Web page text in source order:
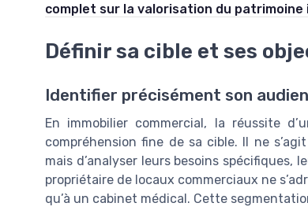
complet sur la valorisation du patrimoine
Définir sa cible et ses
Identifier précisément son
En immobilier commercial, la réussite
compréhension fine de sa cible. Il ne
mais d’analyser leurs besoins
propriétaire de locaux commerciaux ne
qu’à un cabinet médical. Cette